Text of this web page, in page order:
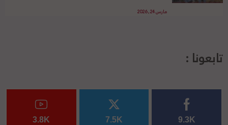
مارس 24, 2026
تابعونا :
9.3K
7.5K
3.8K